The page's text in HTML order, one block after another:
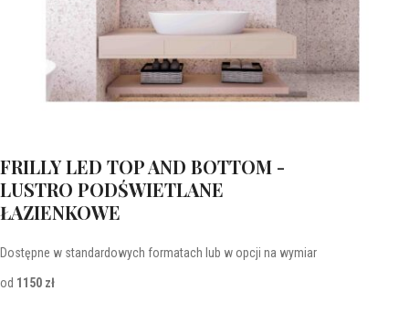
FRILLY LED TOP AND BOTTOM -
LUSTRO PODŚWIETLANE
ŁAZIENKOWE
Dostępne w standardowych formatach lub w opcji na wymiar
od 1150 zł